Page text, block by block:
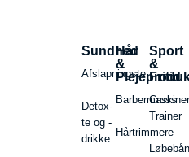
Sundhed
Afslapningste
Detox-
te og -
drikke
Hår
&
Hårtrimmere
Sport
&
Fritid
Cross
Trainer